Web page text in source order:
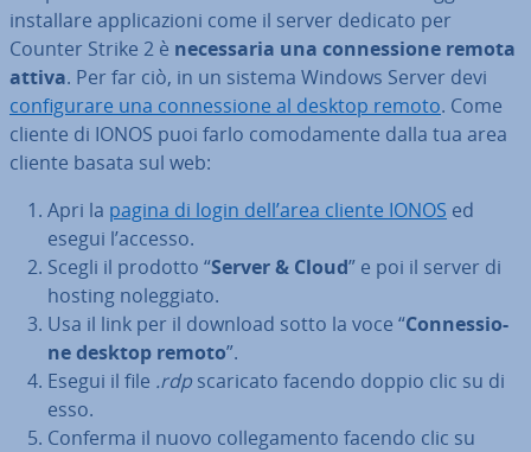
in­stal­la­re ap­pli­ca­zio­ni come il server dedicato per
Counter Strike 2 è ne­ces­sa­ria una con­nes­sio­ne remota
attiva. Per far ciò, in un sistema Windows Server devi
con­fi­gu­ra­re una con­nes­sio­ne al desktop remoto. Come
cliente di IONOS puoi farlo co­mo­da­men­te dalla tua area
cliente basata sul web:
Apri la pagina di login dell’area cliente IONOS ed
esegui l’accesso.
Scegli il prodotto “Server & Cloud” e poi il server di
hosting no­leg­gia­to.
Usa il link per il download sotto la voce “Con­nes­sio­
ne desktop remoto”.
Esegui il file .rdp scaricato facendo doppio clic su di
esso.
Conferma il nuovo col­le­ga­men­to facendo clic su